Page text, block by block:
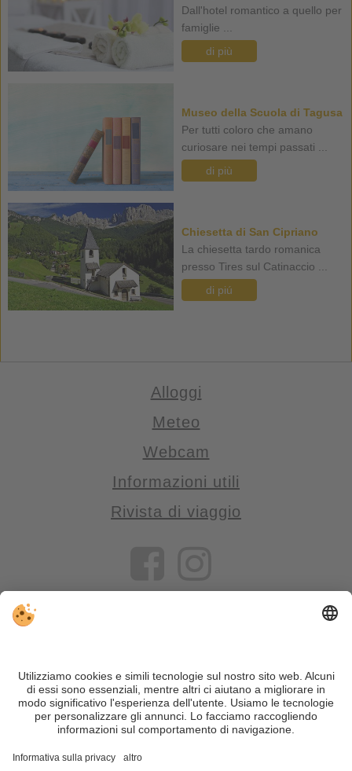
Dall'hotel romantico a quello per
famiglie ...
di più
Museo della Scuola di Tagusa
Per tutti coloro che amano
curiosare nei tempi passati ...
di più
Chiesetta di San Cipriano
La chiesetta tardo romanica
presso Tires sul Catinaccio ...
di piú
Alloggi
Meteo
Webcam
Informazioni utili
Rivista di viaggio
VIVOSüdtirol è il portale di viaggio per chi desidera vivere il
Trentino Alto Adige davvero – con consigli autentici, alloggi e
offerte su misura.
Nonostante il lavoro accurato e il costante aggiornamento dei